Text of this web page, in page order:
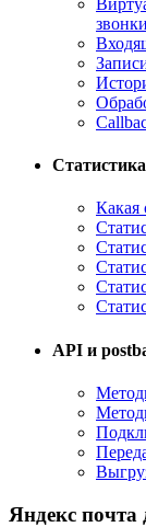
Статистика
Какая
API и
Яндекс почта